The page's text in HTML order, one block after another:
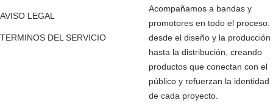
AVISO LEGAL
TERMINOS DEL SERVICIO
Acompañamos a bandas y
promotores en todo el proceso:
desde el diseño y la producción
hasta la distribución, creando
productos que conectan con el
público y refuerzan la identidad
de cada proyecto.